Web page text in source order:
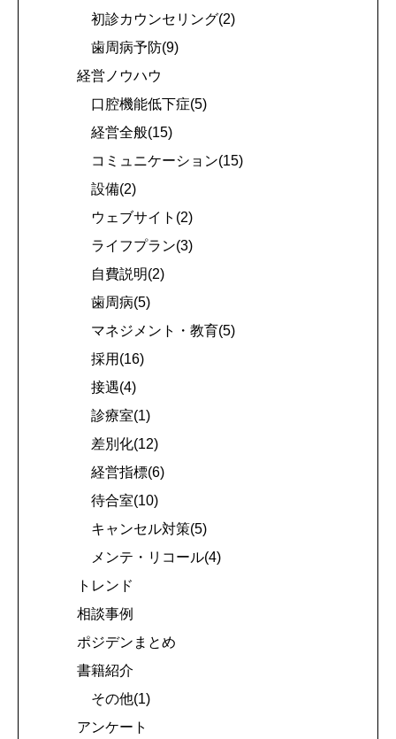
初診カウンセリング(2)
歯周病予防(9)
経営ノウハウ
口腔機能低下症(5)
経営全般(15)
コミュニケーション(15)
設備(2)
ウェブサイト(2)
ライフプラン(3)
自費説明(2)
歯周病(5)
マネジメント・教育(5)
採用(16)
接遇(4)
診療室(1)
差別化(12)
経営指標(6)
待合室(10)
キャンセル対策(5)
メンテ・リコール(4)
トレンド
相談事例
ポジデンまとめ
書籍紹介
その他(1)
アンケート